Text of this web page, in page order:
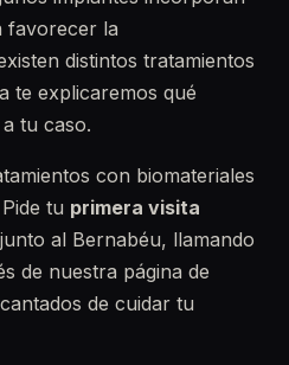
favorecer la
distintos tratamientos
te explicaremos qué
tu caso.
con biomateriales
tu primera visita
al Bernabéu, llamando
de nuestra página de
de cuidar tu